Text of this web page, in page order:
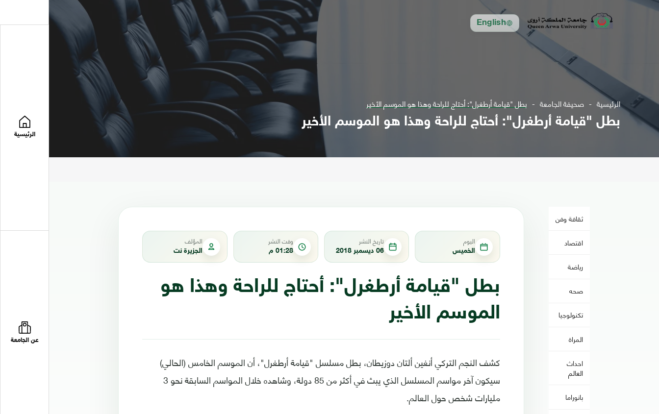
English
الرئيسية
عن الجامعة
الرئيسية صحيفة الجامعة بطل "قيامة أرطغرل": أحتاج للراحة وهذا هو الموسم الأخير
بطل "قيامة أرطغرل": أحتاج للراحة وهذا هو الموسم الأخير
ثقافة وفن
اقتصاد
رياضة
صحه
تكنولوجيا
المراة
احداث
العالم
بانوراما
اليوم
الخميس
تاريخ النشر
06 ديسمبر 2018
وقت النشر
01:28 م
المؤلف
الجزيرة نت
بطل "قيامة أرطغرل": أحتاج للراحة وهذا هو
الموسم الأخير
كشف النجم التركي أنغين ألتان دوزيطان، بطل مسلسل "قيامة أرطغرل"، أن الموسم الخامس (الحالي)
سيكون آخر مواسم المسلسل الذي يبث في أكثر من 85 دولة، وشاهده خلال المواسم السابقة نحو 3
مليارات شخص حول العالم.